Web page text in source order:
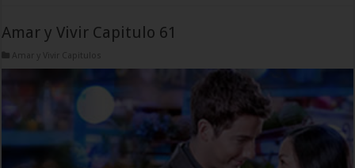
Amar y Vivir Capitulo 61
Amar y Vivir Capitulos